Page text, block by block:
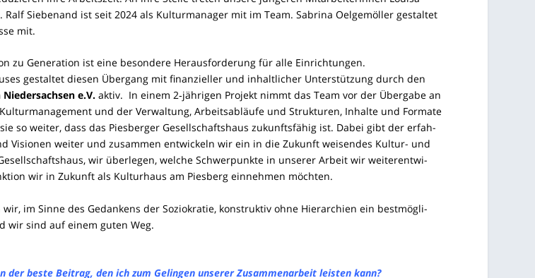
Ralf Sie­benand ist seit 2024 als Kul­tur­ma­na­ger mit im Team. Sabri­na Oel­gem­öl­ler gestal­tet
mit.
zu Gene­ra­ti­on ist eine beson­de­re Her­aus­for­de­rung für alle Einrichtungen.
gestal­tet die­sen Über­gang mit finan­zi­el­ler und inhalt­li­cher Unter­stüt­zung durch den
e.V. aktiv. In einem 2‑jährigen Pro­jekt nimmt das Team vor der Über­ga­be an
Kul­tur­ma­nage­ment und der Ver­wal­tung, Arbeits­ab­läu­fe und Struk­tu­ren, Inhal­te und For­ma­te
so wei­ter, dass das Pies­ber­ger Gesell­schafts­haus zukunfts­fä­hig ist. Dabei gibt der erfah­
Visio­nen wei­ter und zusam­men ent­wi­ckeln wir ein in die Zukunft wei­sen­des Kul­tur- und
wir über­le­gen, wel­che Schwer­punk­te in unse­rer Arbeit wir wei­ter­ent­wi­
wir in Zukunft als Kul­tur­haus am Pies­berg ein­neh­men möchten.
wir, im Sin­ne des Gedan­kens der Sozio­kra­tie, kon­struk­tiv ohne Hier­ar­chien ein best­mög­li­
wir sind auf einem guten Weg.
der bes­te Bei­trag, den ich zum Gelin­gen unse­rer Zusam­men­ar­beit leis­ten kann?